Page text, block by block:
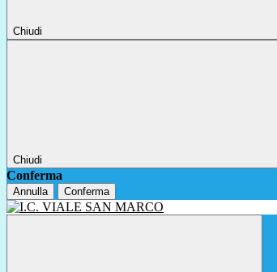
Chiudi
Chiudi
Conferma
Annulla Conferma